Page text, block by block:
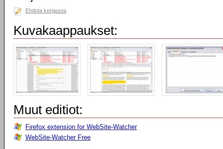
Ehdota korjausta
Kuvakaappaukset:
Muut editiot:
Firefox extension for WebSite-Watcher
WebSite-Watcher Free